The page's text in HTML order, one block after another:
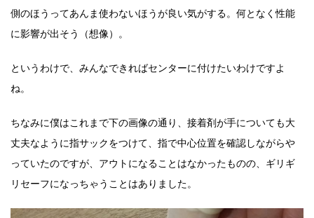
側のほうってあんま使わないほうが良い気がする。何となく性能
に影響が出そう（想像）。
というわけで、みんなできればセンターに付けたいわけですよ
ね。
ちなみに僕はこれまで下の画像の通り、接着剤が手についても大
丈夫なように指サックをつけて、指で中心位置を確認しながらや
っていたのですが、アウトになることはなかったものの、ギリギ
リセーフになっちゃうことはありました。